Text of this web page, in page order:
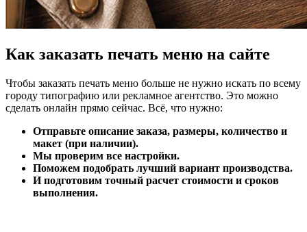
Как заказать печать меню на сайте
Чтобы заказать печать меню больше не нужно искать по всему
городу типографию или рекламное агентство. Это можно
сделать онлайн прямо сейчас. Всё, что нужно:
Отправьте описание заказа, размеры, количество и
макет (при наличии).
Мы проверим все настройки.
Поможем подобрать лучший вариант производства.
И подготовим точный расчет стоимости и сроков
выполнения.